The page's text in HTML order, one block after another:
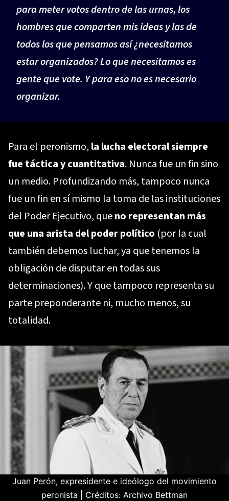
para meter votos dentro de las urnas, los
hombres que comparten mis ideas y las de
todos los que pensamos así ¿necesitamos
estar organizados? Lo que necesitamos es
gente que vote. Y para eso no es necesario
organizar.
Para el peronismo, la lucha electoral siempre
fue táctica y cuantitativa. Nunca fue un fin sino
un medio. Profundizando más, tampoco nunca
fue un fin en sí mismo la toma de las instituciones
del Poder Ejecutivo, queno representan más
que una arista del poder político (por la cual
también debemos luchar, ya que tenemos la
obligación de disputar en todas sus
determinaciones). Y que tampoco representa su
parte preponderante ni, mucho menos, su
totalidad.
Juan Perón, expresidente e ideólogo del movimiento
peronista
Créditos: Archivo Bettman